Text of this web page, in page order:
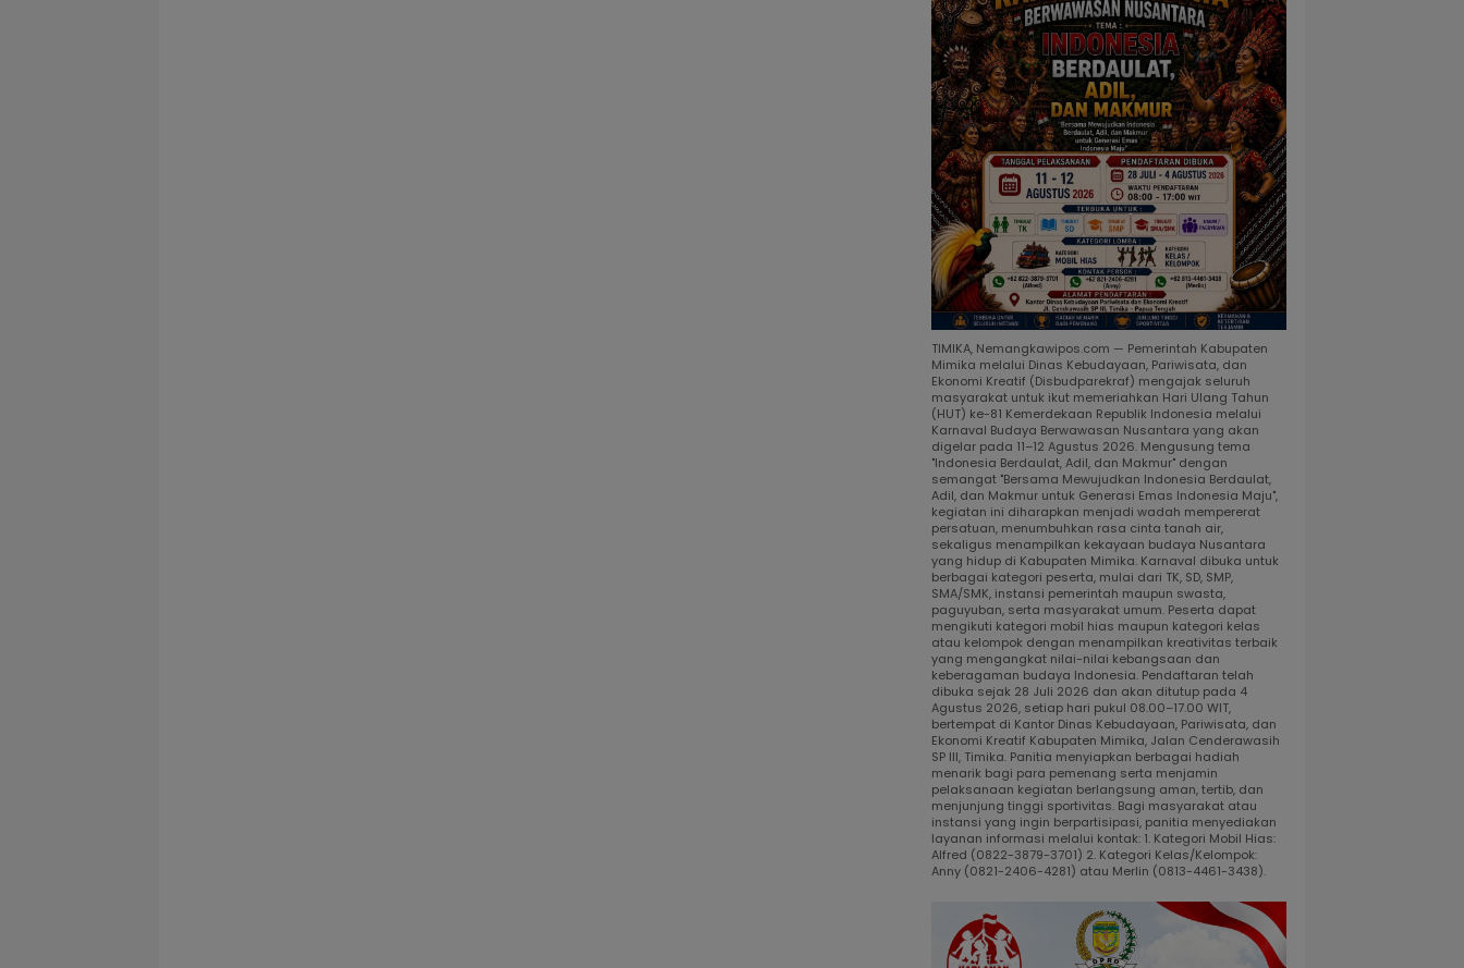
TIMIKA, Nemangkawipos.com — Pemerintah Kabupaten
Mimika melalui Dinas Kebudayaan, Pariwisata, dan
Ekonomi Kreatif (Disbudparekraf) mengajak seluruh
masyarakat untuk ikut memeriahkan Hari Ulang Tahun
(HUT) ke-81 Kemerdekaan Republik Indonesia melalui
Karnaval Budaya Berwawasan Nusantara yang akan
digelar pada 11–12 Agustus 2026. Mengusung tema
"Indonesia Berdaulat, Adil, dan Makmur" dengan
semangat "Bersama Mewujudkan Indonesia Berdaulat,
Adil, dan Makmur untuk Generasi Emas Indonesia Maju",
kegiatan ini diharapkan menjadi wadah mempererat
persatuan, menumbuhkan rasa cinta tanah air,
sekaligus menampilkan kekayaan budaya Nusantara
yang hidup di Kabupaten Mimika. Karnaval dibuka untuk
berbagai kategori peserta, mulai dari TK, SD, SMP,
SMA/SMK, instansi pemerintah maupun swasta,
paguyuban, serta masyarakat umum. Peserta dapat
mengikuti kategori mobil hias maupun kategori kelas
atau kelompok dengan menampilkan kreativitas terbaik
yang mengangkat nilai-nilai kebangsaan dan
keberagaman budaya Indonesia. Pendaftaran telah
dibuka sejak 28 Juli 2026 dan akan ditutup pada 4
Agustus 2026, setiap hari pukul 08.00–17.00 WIT,
bertempat di Kantor Dinas Kebudayaan, Pariwisata, dan
Ekonomi Kreatif Kabupaten Mimika, Jalan Cenderawasih
SP III, Timika. Panitia menyiapkan berbagai hadiah
menarik bagi para pemenang serta menjamin
pelaksanaan kegiatan berlangsung aman, tertib, dan
menjunjung tinggi sportivitas. Bagi masyarakat atau
instansi yang ingin berpartisipasi, panitia menyediakan
layanan informasi melalui kontak: 1. Kategori Mobil Hias:
Alfred (0822-3879-3701) 2. Kategori Kelas/Kelompok:
Anny (0821-2406-4281) atau Merlin (0813-4461-3438).